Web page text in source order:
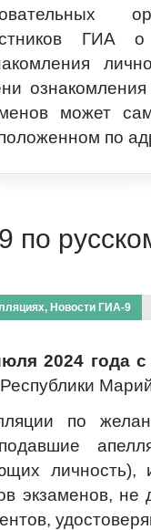
ГИА о
ознакомления
может
по
, Новости ГИА-9
2024 года
по
экзаменов,